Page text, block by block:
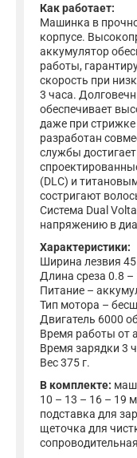
Как работает:
Машинка в
корпусе.
аккумулятор
работы,
скорость при
3 часа.
обеспечивает
даже при
разработан
службы
(DLC) и
состригают
Система Dual
напряжению в
Характеристики:
Ширина лезвия
Длина среза 0.8
Питание –
Тип мотора –
Двигатель 6000
Время работы от
Время зарядки 3
Вес 375 г.
В комплекте:
10 – 13 – 16 – 19
подставка для
щеточка для